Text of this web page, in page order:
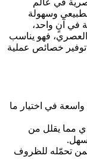
في عالم
وسهولة
في آنٍ واحد،
فهو يناسب
توفير خصائص عملية
واسعة في اختيار ما
مما يقلل من
تحمّله للظروف